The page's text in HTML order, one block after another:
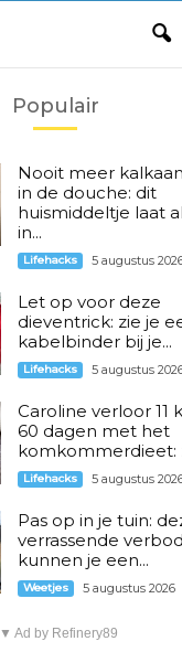
Populair
Nooit meer
in de douche: dit
huismiddeltje laat
in...
Lifehacks 5 augustus
Let op voor deze
dieventrick: zie je
kabelbinder bij je...
Lifehacks 5 augustus
Caroline verloor 11
60 dagen met het
komkommerdieet:
Lifehacks 5 augustus
Pas op in je tuin:
verrassende
kunnen je een...
Weetjes 5 augustus 2026
▼ Ad by Refinery89